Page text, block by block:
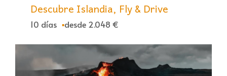
Descubre Islandia, Fly & Drive
10 días desde 2.048 €